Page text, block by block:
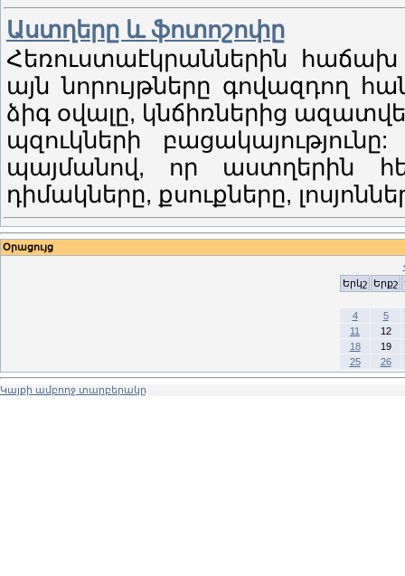
Աստղերը և ֆոտոշոփը
Հեռուստաէկրաններին
այն նորույթները գովազդող
ձիգ օվալը, կնճիռներից
պզուկների
պայմանով, որ աստղերին
դիմակները, քսուքները,
Օրացույց
Երկշ
Երքշ
4
5
11
12
18
19
25
26
Կայքի ամբողջ տարբերակը